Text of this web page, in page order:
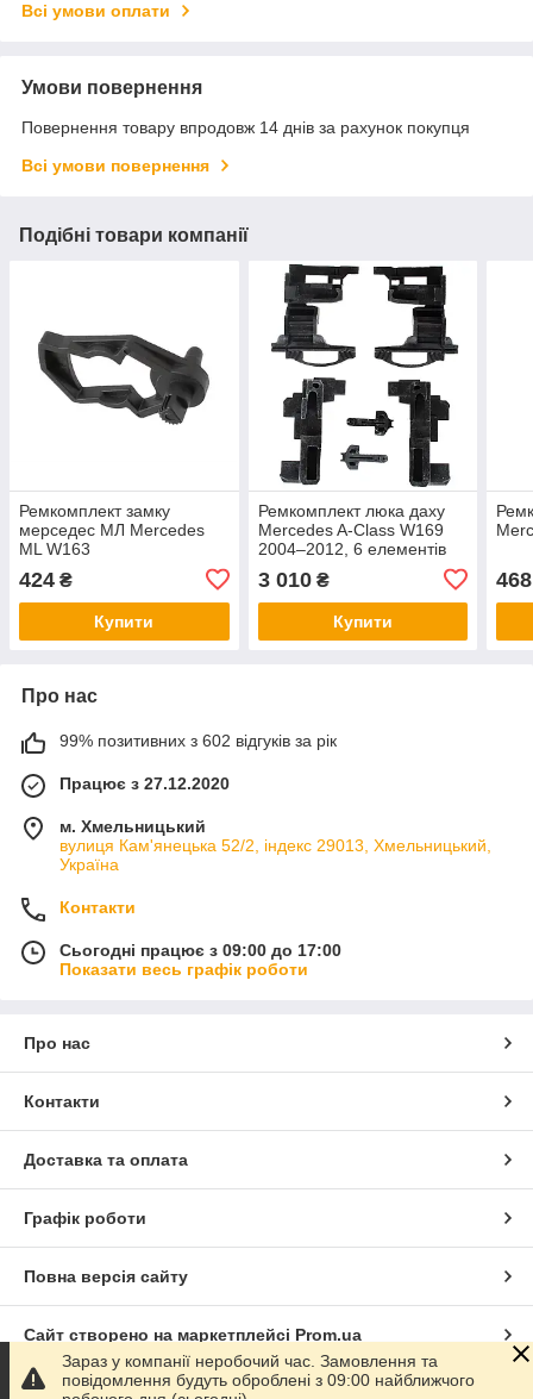
Всі умови оплати
Умови повернення
Повернення товару впродовж 14 днів за рахунок покупця
Всі умови повернення
Подібні товари компанії
Ремкомплект замку
мерседес МЛ Mercedes
ML W163
424 ₴
Купити
Ремкомплект люка даху
Mercedes A-Class W169
2004–2012, 6 елементів
3 010₴
Купити
468
Про нас
99% позитивних з 602 відгуків за рік
Працює з 27.12.2020
м. Хмельницький
вулиця Кам'янецька 52/2, індекс 29013, Хмельницький,
Україна
Контакти
Сьогодні працює з 09:00 до 17:00
Показати весь графік роботи
Про нас
Контакти
Доставка та оплата
Графік роботи
Повна версія сайту
Сайт створено на маркетплейсі Prom.ua
Політика конфіденційності
Зараз у компанії неробочий час. Замовлення та
повідомлення будуть оброблені з 09:00 найближчого